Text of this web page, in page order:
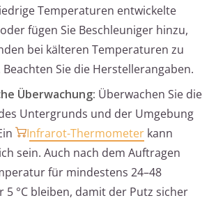
Temperaturen entwickelte
fügen Sie Beschleuniger hinzu,
bei kälteren Temperaturen zu
Sie die Herstellerangaben.
Überwachung: Überwachen Sie die
Untergrunds und der Umgebung
Infrarot-Thermometer kann
sein. Auch nach dem Auftragen
für mindestens 24–48
5 °C bleiben, damit der Putz sicher